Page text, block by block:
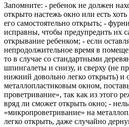
Запомните: - ребенок не должен
открыто настежь окно или есть
его самостоятельно открыть; -
исправны, чтобы предупредить их
открывание ребенком; - если
непродолжительное время в
то в случае со стандартными
шпингалеты и снизу, и сверху (не
нижний довольно легко открыть) и
металлопластиковым окном,
проветривание», так как из этого
вряд ли сможет открыть окно; -
«микропроветривание» на
легко открыть, даже случайно